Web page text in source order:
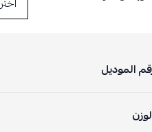
الموديل